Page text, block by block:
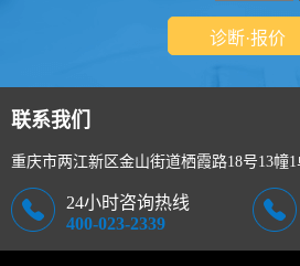
联系我们
重庆市两江新区金山街道栖霞路18号13幢1
24小时咨询热线
400-023-2339